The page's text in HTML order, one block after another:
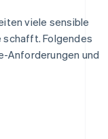
viele sensible
schafft. Folgendes
Anforderungen und